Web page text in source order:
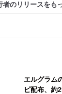
者のリリースをも
エルグラム
ピ配布、約